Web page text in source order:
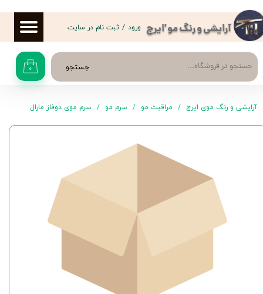
آرایشی و رنگ مو 'ایرج
جستجو ۰
ورود / ثبت نام در سایت
حساب کاربری من
تغییر گذر واژه
سفارشات
خروج از حساب کاربری
آرایشی و رنگ موی ایرج مراقبت مو سرم مو سرم موی دوفاز مارال